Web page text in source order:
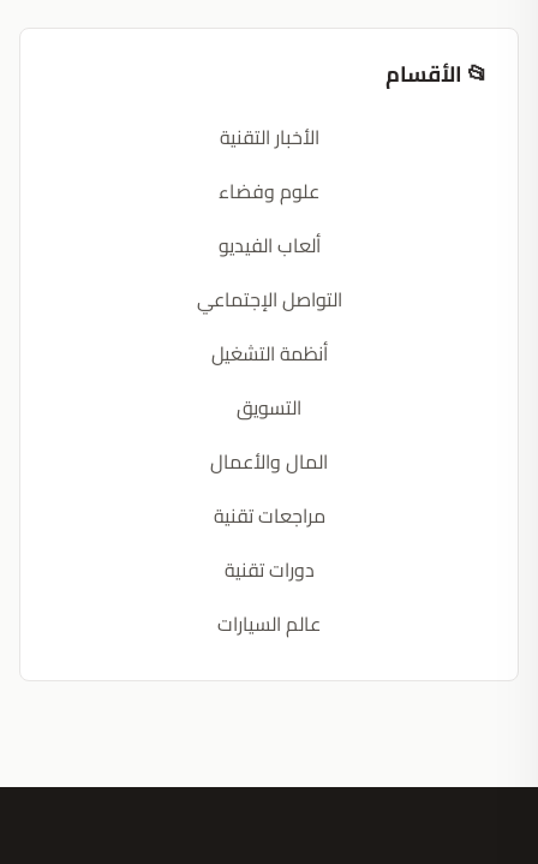
📂 الأقسام
الأخبار التقنية
علوم وفضاء
ألعاب الفيديو
التواصل الإجتماعي
أنظمة التشغيل
التسويق
المال والأعمال
مراجعات تقنية
دورات تقنية
عالم السيارات